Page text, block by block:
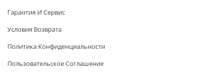
Гарантия И Сервис
Условия Возврата
Политика Конфиденциальности
Пользовательское Соглашение